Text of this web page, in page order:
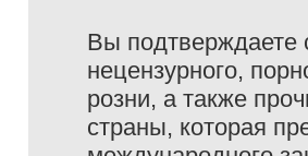
Вы подтверждаете
нецензурного,
розни, а также
страны, которая